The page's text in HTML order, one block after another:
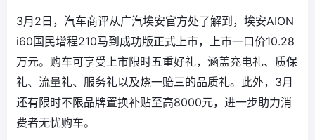
3月2日，汽车商评从广汽埃安官方处了解到，埃安AION
i60国民增程210马到成功版正式上市，上市一口价10.28
万元。购车可享受上市限时五重好礼，涵盖充电礼、质保
礼、流量礼、服务礼以及烧一赔三的品质礼。此外，3月
还有限时不限品牌置换补贴至高8000元，进一步助力消
费者无忧购车。